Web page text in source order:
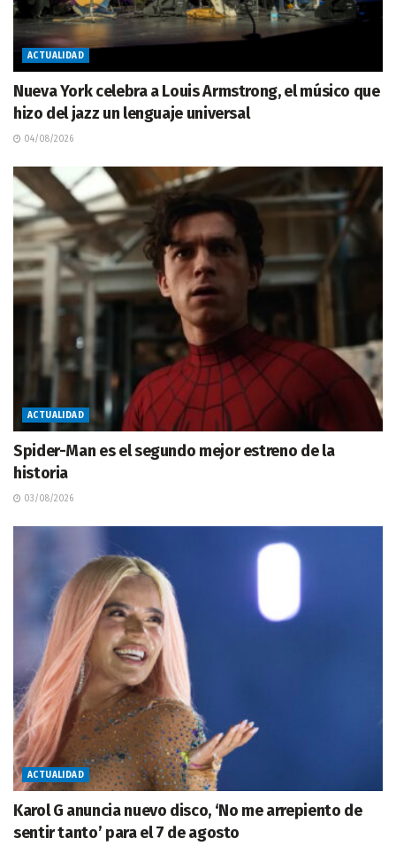
ACTUALIDAD
Nueva York celebra a Louis Armstrong, el músico que
hizo del jazz un lenguaje universal
04/08/2026
ACTUALIDAD
Spider-Man es el segundo mejor estreno de la
historia
03/08/2026
ACTUALIDAD
Karol G anuncia nuevo disco, ‘No me arrepiento de
sentir tanto’ para el 7 de agosto